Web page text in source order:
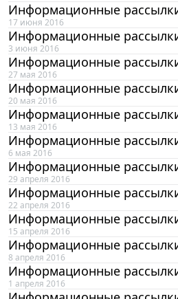
Информационные
17 июня 2016
Информационные
3 июня 2016
Информационные
27 мая 2016
Информационные
20 мая 2016
Информационные
13 мая 2016
Информационные
6 мая 2016
Информационные
29 апреля 2016
Информационные
22 апреля 2016
Информационные
15 апреля 2016
Информационные
8 апреля 2016
Информационные
1 апреля 2016